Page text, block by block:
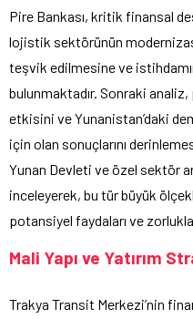
Pire Bankası, kritik finansal
lojistik sektörünün
teşvik edilmesine ve
bulunmaktadır. Sonraki
etkisini ve Yunanistan’daki
için olan sonuçlarını
Yunan Devleti ve özel sektör
inceleyerek, bu tür büyük
potansiyel faydaları ve
Mali Yapı ve Yatırım
Trakya Transit Merkezi’nin